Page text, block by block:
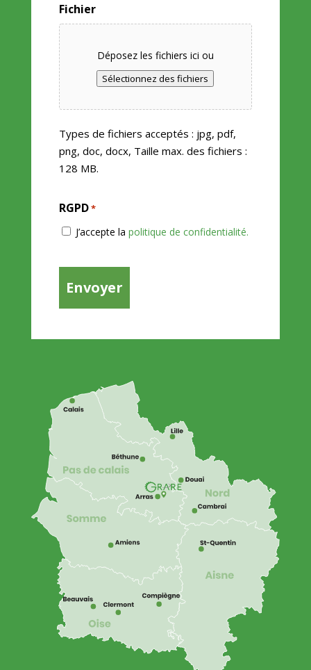
Fichier
Déposez les fichiers ici ou
Sélectionnez des fichiers
Types de fichiers acceptés : jpg, pdf,
png, doc, docx, Taille max. des fichiers :
128 MB.
RGPD*
J’accepte la politique de confidentialité.